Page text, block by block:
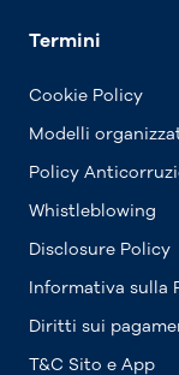
Termini
Cookie Policy
Modelli
Policy
Whistleblowing
Disclosure Policy
Informativa sulla
Diritti sui
T&C Sito e App